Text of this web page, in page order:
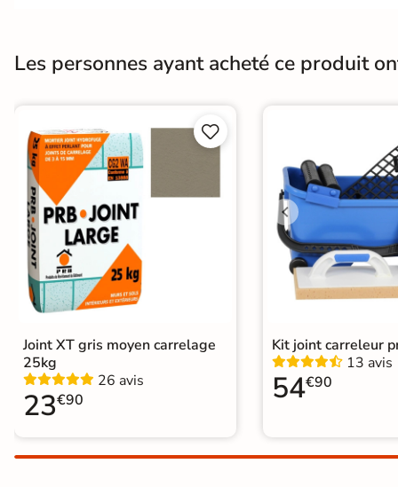
Finition
Conditionnement
Pose Coller
Normes Certification CE
Type de pose
Les personnes ayant acheté ce produit


Joint XT gris moyen carrelage
25kg
26 avis
23€90
Kit joint carreleur
13 avis
54€90